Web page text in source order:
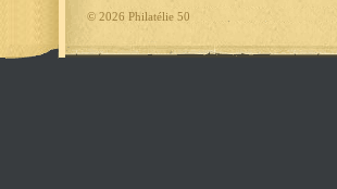
© 2026 Philatélie 50